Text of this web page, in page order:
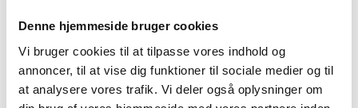
Denne hjemmeside bruger cookies
Vi bruger cookies til at tilpasse vores indhold og
annoncer, til at vise dig funktioner til sociale medier og til
at analysere vores trafik. Vi deler også oplysninger om